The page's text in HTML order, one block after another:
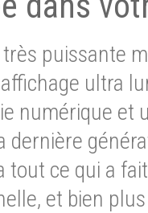
puissante
ultra
numérique et
dernière
tout ce qui a
et bien